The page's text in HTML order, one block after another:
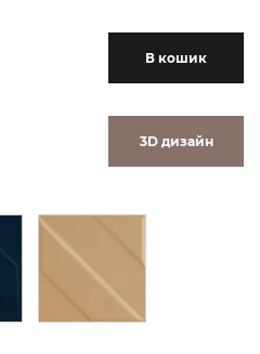
В кошик
3D дизайн